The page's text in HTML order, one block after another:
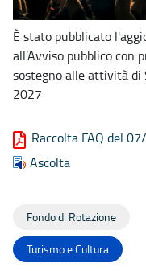
È stato pubblicato
all’Avviso pubblico con
sostegno alle attività di
2027
Raccolta FAQ del
Ascolta
Fondo di Rotazione
Turismo e Cultura